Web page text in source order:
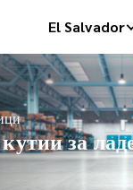
El Salvador
за